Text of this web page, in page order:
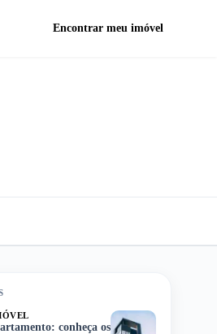
Encontrar meu imóvel
conheça os